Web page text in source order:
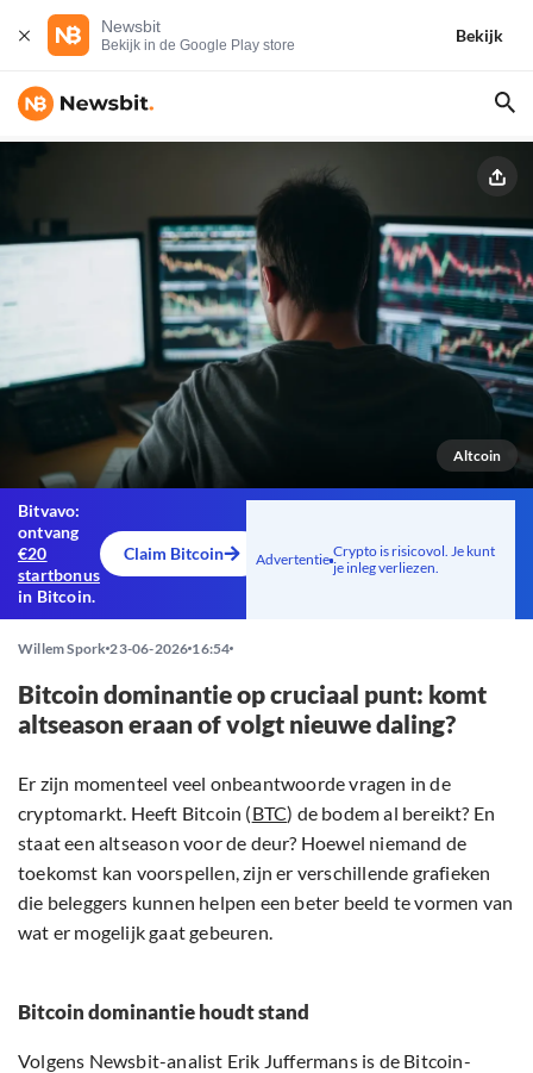
Newsbit
Bekijk in de Google Play store
Bekijk
Altcoin
Bitvavo:
ontvang
€20
startbonus
in Bitcoin.
Claim Bitcoin Advertentie Crypto is risicovol. Je kunt
je inleg verliezen.
Willem Spork 23-06-2026 16:54
Bitcoin dominantie op cruciaal punt: komt
altseason eraan of volgt nieuwe daling?
Er zijn momenteel veel onbeantwoorde vragen in de
cryptomarkt. Heeft Bitcoin (BTC) de bodem al bereikt? En
staat een altseason voor de deur? Hoewel niemand de
toekomst kan voorspellen, zijn er verschillende grafieken
die beleggers kunnen helpen een beter beeld te vormen van
wat er mogelijk gaat gebeuren.
Bitcoin dominantie houdt stand
Volgens Newsbit-analist Erik Juffermans is de Bitcoin-